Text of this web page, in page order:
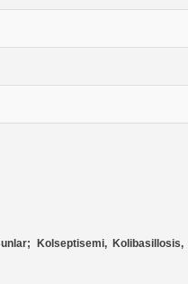
Kolseptisemi, Kolibasillosis,